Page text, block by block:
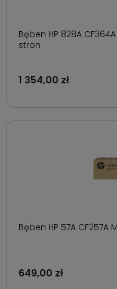
Bęben HP 828A
stron
1 354,00 zł
Bęben HP 57A CF257A
649,00 zł